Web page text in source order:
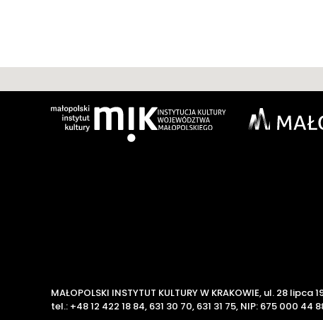
MAŁOPOLSKI INSTYTUT KULTURY W KRAKOWIE, ul. 28 lipca
tel.: +48 12 422 18 84, 631 30 70, 631 31 75, NIP: 675 000 44